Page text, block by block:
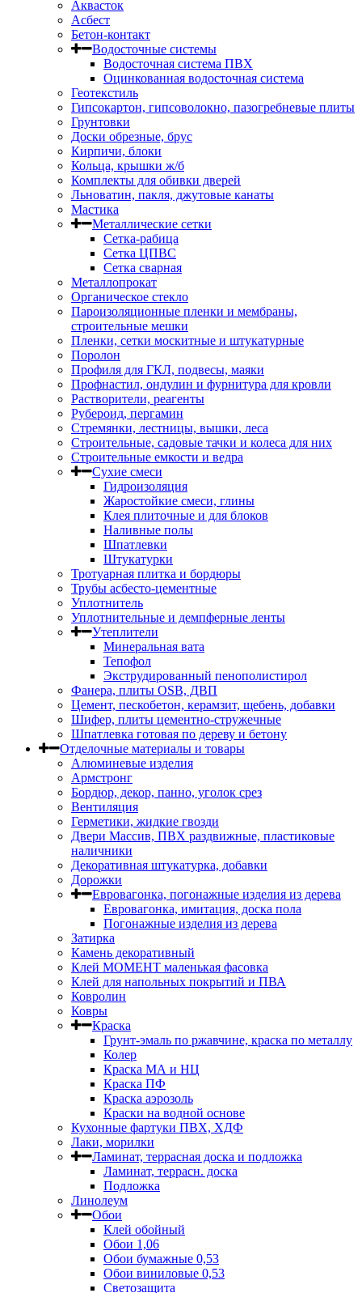
Аквасток
Асбест
Бетон-контакт
Водосточные системы
Водосточная система ПВХ
Оцинкованная водосточная система
Геотекстиль
Гипсокартон, гипсоволокно, пазогребневые плиты
Грунтовки
Доски обрезные, брус
Кирпичи, блоки
Кольца, крышки ж/б
Комплекты для обивки дверей
Льноватин, пакля, джутовые канаты
Мастика
Металлические сетки
Сетка-рабица
Сетка ЦПВС
Сетка сварная
Металлопрокат
Органическое стекло
Пароизоляционные пленки и мембраны,
строительные мешки
Пленки, сетки москитные и штукатурные
Поролон
Профиля для ГКЛ, подвесы, маяки
Профнастил, ондулин и фурнитура для кровли
Растворители, реагенты
Рубероид, пергамин
Стремянки, лестницы, вышки, леса
Строительные, садовые тачки и колеса для них
Строительные емкости и ведра
Сухие смеси
Гидроизоляция
Жаростойкие смеси, глины
Клея плиточные и для блоков
Наливные полы
Шпатлевки
Штукатурки
Тротуарная плитка и бордюры
Трубы асбесто-цементные
Уплотнитель
Уплотнительные и демпферные ленты
Утеплители
Минеральная вата
Тепофол
Экструдированный пенополистирол
Фанера, плиты OSB, ДВП
Цемент, пескобетон, керамзит, щебень, добавки
Шифер, плиты цементно-стружечные
Шпатлевка готовая по дереву и бетону
Отделочные материалы и товары
Алюминевые изделия
Армстронг
Бордюр, декор, панно, уголок срез
Вентиляция
Герметики, жидкие гвозди
Двери Массив, ПВХ раздвижные, пластиковые
наличники
Декоративная штукатурка, добавки
Дорожки
Евровагонка, погонажные изделия из дерева
Евровагонка, имитация, доска пола
Погонажные изделия из дерева
Затирка
Камень декоративный
Клей МОМЕНТ маленькая фасовка
Клей для напольных покрытий и ПВА
Ковролин
Ковры
Краска
Грунт-эмаль по ржавчине, краска по металлу
Колер
Краска МА и НЦ
Краска ПФ
Краска аэрозоль
Краски на водной основе
Кухонные фартуки ПВХ, ХДФ
Лаки, морилки
Ламинат, террасная доска и подложка
Ламинат, террасн. доска
Подложка
Линолеум
Обои
Клей обойный
Обои 1,06
Обои бумажные 0,53
Обои виниловые 0,53
Светозащита